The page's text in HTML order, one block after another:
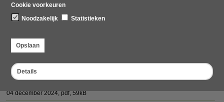
Cookie voorkeuren
Noodzakelijk
Statistieken
Opslaan
Details
Vergaderstukken AB 11 december 2024
04 december 2024,
04 december 2024,
04 december 2024,pdf, 59kB